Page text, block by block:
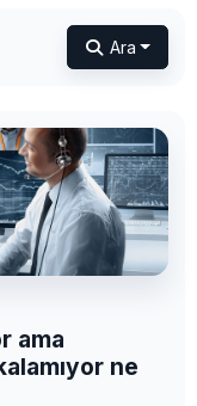
Ara
ama
ne